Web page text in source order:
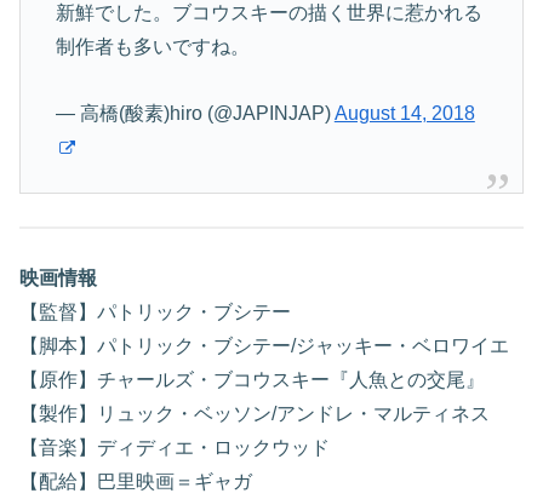
新鮮でした。ブコウスキーの描く世界に惹かれる
制作者も多いですね。
— 高橋(酸素)hiro (@JAPINJAP)August 14, 2018
映画情報
【監督】パトリック・ブシテー
【脚本】パトリック・ブシテー/ジャッキー・ベロワイエ
【原作】チャールズ・ブコウスキー『人魚との交尾』
【製作】リュック・ベッソン/アンドレ・マルティネス
【音楽】ディディエ・ロックウッド
【配給】巴里映画＝ギャガ